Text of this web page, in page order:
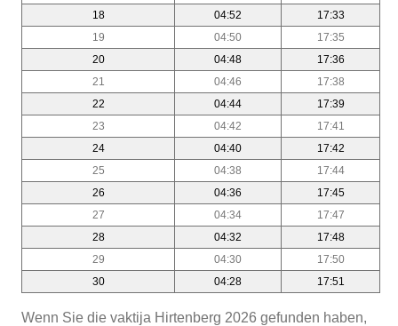
18
04:52
17:33
19
04:50
17:35
20
04:48
17:36
21
04:46
17:38
22
04:44
17:39
23
04:42
17:41
24
04:40
17:42
25
04:38
17:44
26
04:36
17:45
27
04:34
17:47
28
04:32
17:48
29
04:30
17:50
30
04:28 17:51
Wenn Sie die vaktija Hirtenberg 2026 gefunden haben,